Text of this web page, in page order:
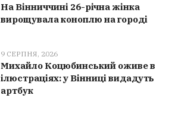
На Вінниччині 26-річна жінка
вирощувала коноплю на городі
9 СЕРПНЯ, 2026
Михайло Коцюбинський оживе в
ілюстраціях: у Вінниці видадуть
артбук